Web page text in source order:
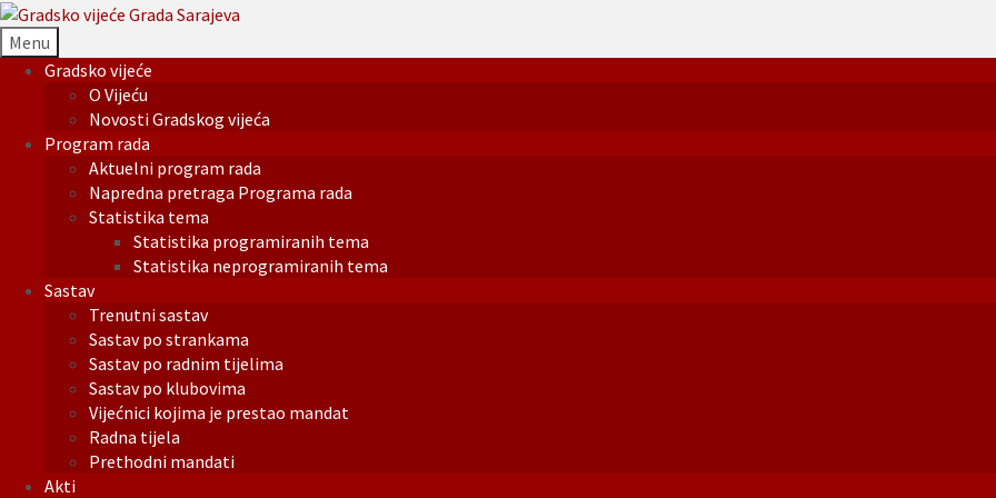
Menu
Gradsko vijeće
O Vijeću
Novosti Gradskog vijeća
Program rada
Aktuelni program rada
Napredna pretraga Programa rada
Statistika tema
Statistika programiranih tema
Statistika neprogramiranih tema
Sastav
Trenutni sastav
Sastav po strankama
Sastav po radnim tijelima
Sastav po klubovima
Vijećnici kojima je prestao mandat
Radna tijela
Prethodni mandati
Akti